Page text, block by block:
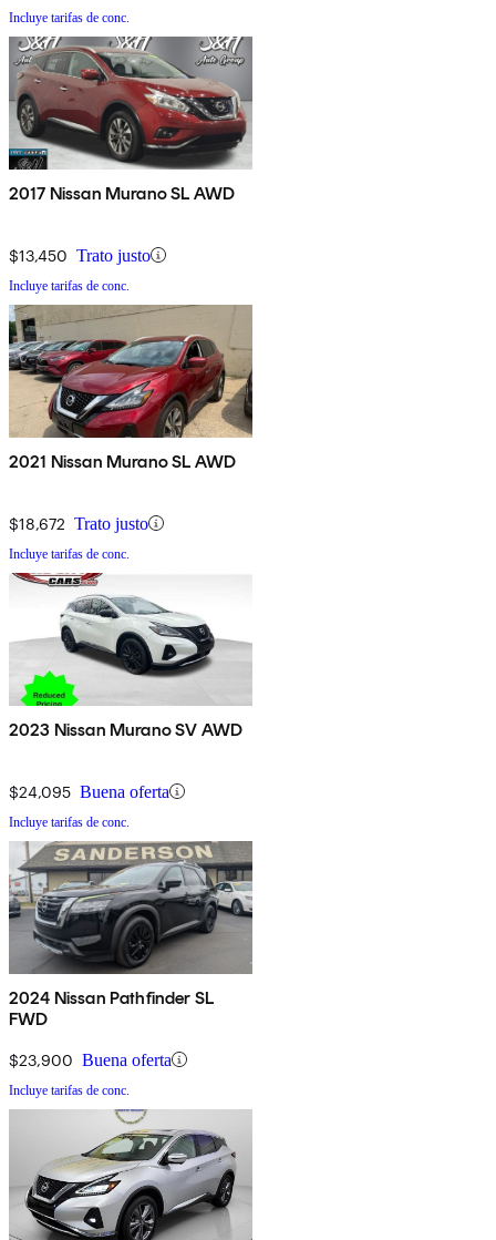
Incluye tarifas de conc.
2017 Nissan Murano SL AWD
$13,450 Trato justo
Incluye tarifas de conc.
2021 Nissan Murano SL AWD
$18,672 Trato justo
Incluye tarifas de conc.
2023 Nissan Murano SV AWD
$24,095 Buena oferta
Incluye tarifas de conc.
2024 Nissan Pathfinder SL
FWD
$23,900 Buena oferta
Incluye tarifas de conc.